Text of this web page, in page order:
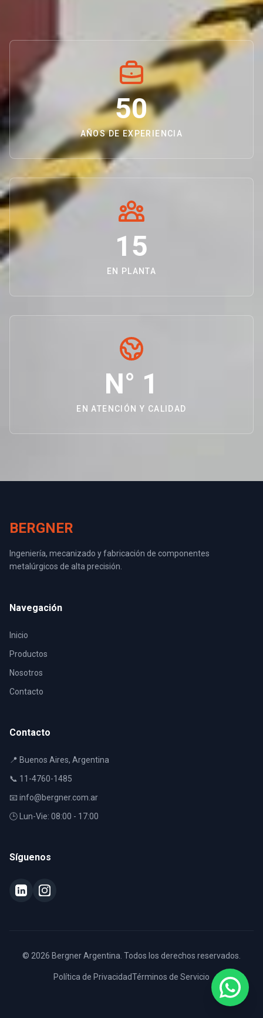
50
AÑOS DE EXPERIENCIA
15
EN PLANTA
N° 1
EN ATENCIÓN Y CALIDAD
BERGNER
Ingeniería, mecanizado y fabricación de componentes
metalúrgicos de alta precisión.
Navegación
Inicio
Productos
Nosotros
Contacto
Contacto
📍 Buenos Aires, Argentina
📞 11-4760-1485
📧 info@bergner.com.ar
🕒 Lun-Vie: 08:00 - 17:00
Síguenos
© 2026 Bergner Argentina. Todos los derechos reservados.
Política de PrivacidadTérminos de Servicio